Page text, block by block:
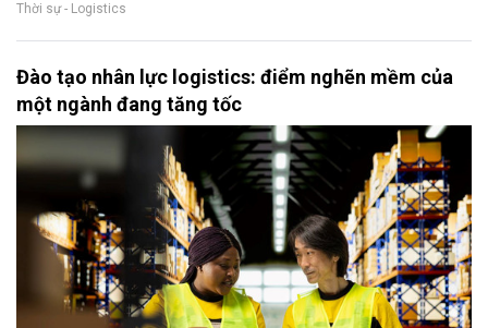
Thời sự - Logistics
Đào tạo nhân lực logistics: điểm nghẽn mềm của
một ngành đang tăng tốc